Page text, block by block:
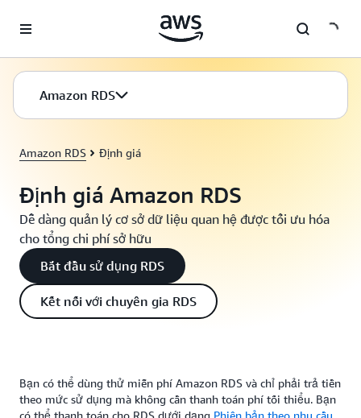
Amazon RDS
Amazon RDS Định giá
Định giá Amazon RDS
Dễ dàng quản lý cơ sở dữ liệu quan hệ được tối ưu hóa
cho tổng chi phí sở hữu
Bắt đầu sử dụng RDS
Kết nối với chuyên gia RDS
Bạn có thể dùng thử miễn phí Amazon RDS và chỉ phải trả tiền
theo mức sử dụng mà không cần thanh toán phí tối thiểu. Bạn
có thể thanh toán cho RDS dưới dạng Phiên bản theo nhu cầu